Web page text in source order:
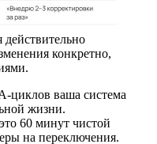
конкретно,
циклов ваша система
жизни.
60 минут чистой
на переключения.